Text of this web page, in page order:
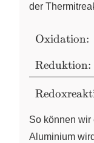
der
& 2\,
{\ce{Al}} &
{\ce{2
Oxidation:
Reduktion:
So können wir
Aluminium